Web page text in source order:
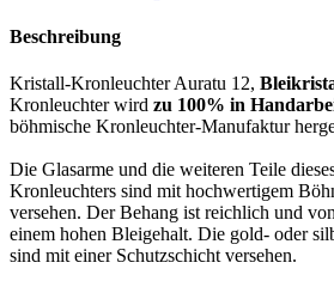
Beschreibung
Kristall-Kronleuchter Auratu 12,
Kronleuchter wird zu 100% in
böhmische Kronleuchter-Manufaktur
Die Glasarme und die weiteren Teile
Kronleuchters sind mit hochwertigem
versehen. Der Behang ist reichlich und
einem hohen Bleigehalt. Die gold- oder
sind mit einer Schutzschicht versehen.